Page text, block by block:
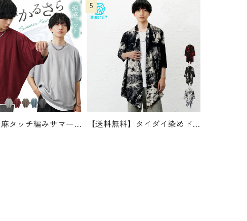
4400 ドルマン麻タッチ編みサマーニット 3520 【送料無料】タイダイ染めドレープカーデガン